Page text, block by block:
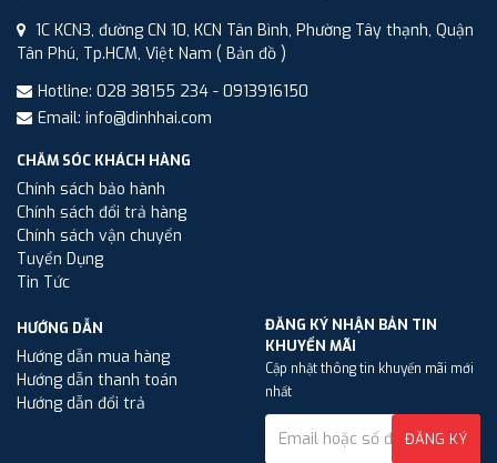
1C KCN3, đường CN 10, KCN Tân Bình, Phường Tây thạnh, Quận
Tân Phú, Tp.HCM, Việt Nam ( Bản đồ )
Hotline: 028 38155 234 - 0913916150
Email: info@dinhhai.com
CHĂM SÓC KHÁCH HÀNG
Chính sách bảo hành
Chính sách đổi trả hàng
Chính sách vận chuyển
Tuyển Dụng
Tin Tức
HƯỚNG DẪN
Hướng dẫn mua hàng
Hướng dẫn thanh toán
Hướng dẫn đổi trả
ĐĂNG KÝ NHẬN BẢN TIN
KHUYẾN MÃI
Cập nhật thông tin khuyến mãi mới
nhất
ĐĂNG KÝ